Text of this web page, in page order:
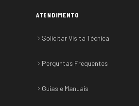
ATENDIMENTO
Solicitar Visita Técnica
Perguntas Frequentes
Guias e Manuais